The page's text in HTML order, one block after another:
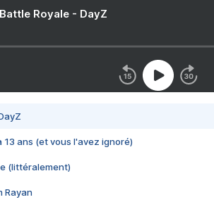
Royale - DayZ
13 ans (et vous l'avez ignoré)
(littéralement)
Rayan